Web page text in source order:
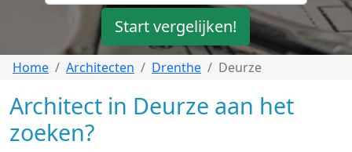
Start vergelijken!
Home Architecten Drenthe Deurze
Architect in Deurze aan het
zoeken?